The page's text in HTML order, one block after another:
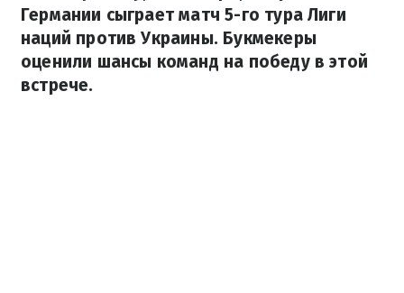
Германии сыграет матч 5-го тура Лиги
наций против Украины. Букмекеры
оценили шансы команд на победу в этой
встрече.